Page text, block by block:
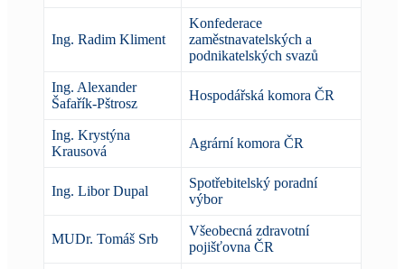
Ing. Radim Kliment
Konfederace
zaměstnavatelských a
podnikatelských svazů
Ing. Alexander
Šafařík-Pštrosz
Hospodářská komora ČR
Ing. Krystýna
Krausová
Agrární komora ČR
Ing. Libor Dupal
Spotřebitelský poradní
výbor
MUDr. Tomáš Srb
Všeobecná zdravotní
pojišťovna ČR